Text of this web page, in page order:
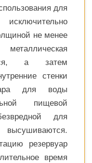
для
исключительно
не менее
а затем
стенки
для воды
пищевой
для
резервуар
время